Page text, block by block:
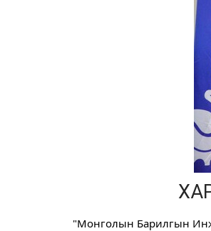
"Монголын Барилгын